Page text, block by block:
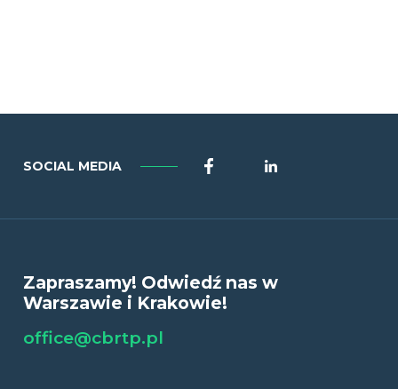
SOCIAL MEDIA Facebook LinkedIn
Zapraszamy! Odwiedź nas w
Warszawie i Krakowie!
office@cbrtp.pl